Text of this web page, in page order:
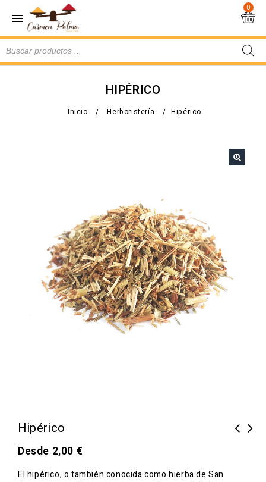
0
HIPÉRICO
Inicio / Herboristería / Hipérico
Hipérico
Desde 2,00 €
El hipérico, o también conocida como hierba de San